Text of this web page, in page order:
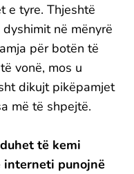
e tyre. Thjeshtë
në mënyrë
për botën të
vonë, mos u
dikujt pikëpamjet
më të shpejtë.
të kemi
interneti punojnë